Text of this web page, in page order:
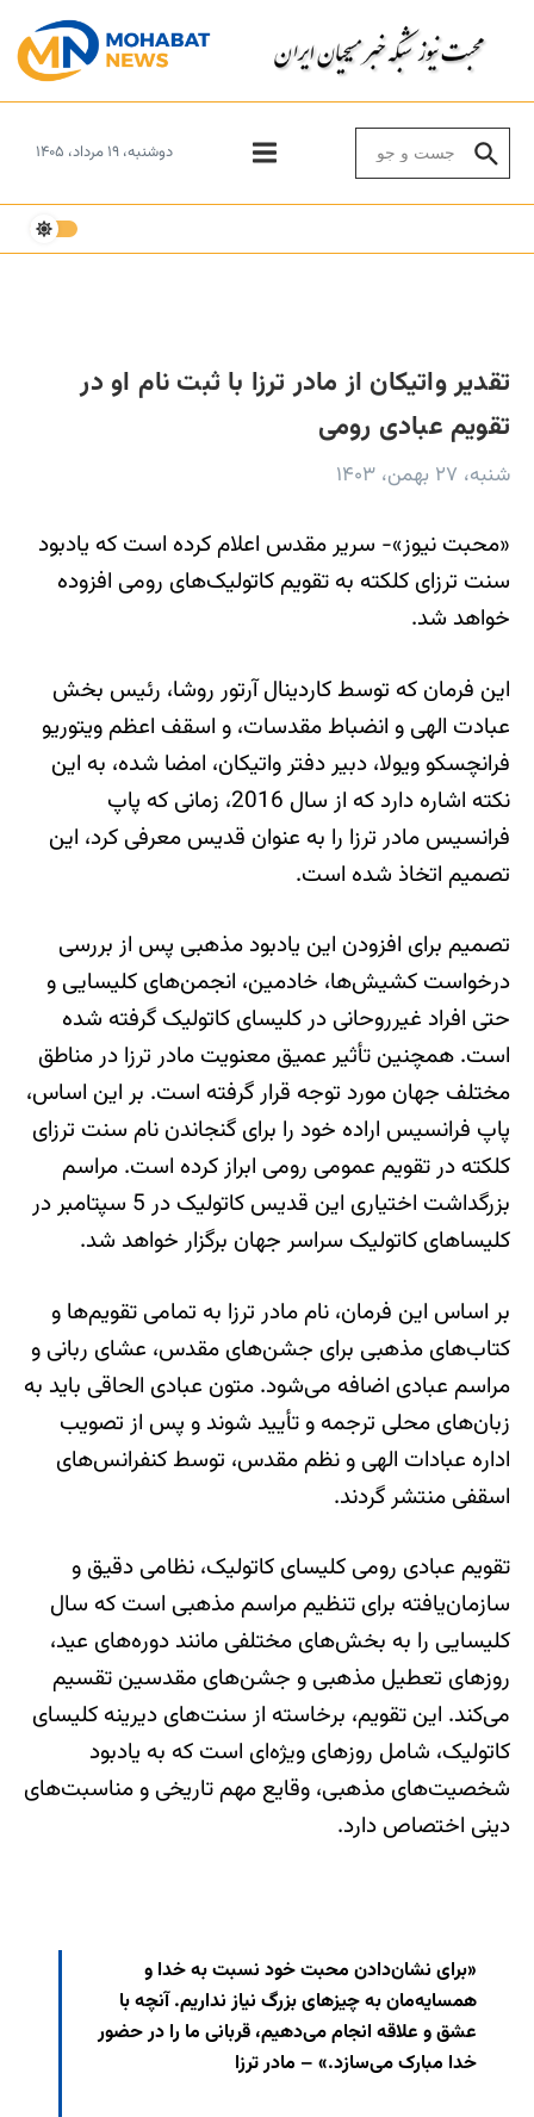
دوشنبه، ۱۹ مرداد، ۱۴۰۵
تقدیر واتیکان از مادر ترزا با ثبت نام او در
تقویم عبادی رومی
شنبه، ۲۷ بهمن، ۱۴۰۳
«محبت نیوز»- سریر مقدس اعلام کرده است که یادبود
سنت ترزای کلکته به تقویم کاتولیک‌های رومی افزوده
خواهد شد.
این فرمان که توسط کاردینال آرتور روشا، رئیس بخش
عبادت الهی و انضباط مقدسات، و اسقف اعظم ویتوریو
فرانچسکو ویولا، دبیر دفتر واتیکان، امضا شده، به این
نکته اشاره دارد که از سال 2016، زمانی که پاپ
فرانسیس مادر ترزا را به عنوان قدیس معرفی کرد، این
تصمیم اتخاذ شده است.
تصمیم برای افزودن این یادبود مذهبی پس از بررسی
درخواست کشیش‌ها، خادمین، انجمن‌های کلیسایی و
حتی افراد غیرروحانی در کلیسای کاتولیک گرفته شده
است. همچنین تأثیر عمیق معنویت مادر ترزا در مناطق
مختلف جهان مورد توجه قرار گرفته است. بر این اساس،
پاپ فرانسیس اراده خود را برای گنجاندن نام سنت ترزای
کلکته در تقویم عمومی رومی ابراز کرده است. مراسم
بزرگداشت اختیاری این قدیس کاتولیک در 5 سپتامبر در
کلیساهای کاتولیک سراسر جهان برگزار خواهد شد.
بر اساس این فرمان، نام مادر ترزا به تمامی تقویم‌ها و
کتاب‌های مذهبی برای جشن‌های مقدس، عشای ربانی و
مراسم عبادی اضافه می‌شود. متون عبادی الحاقی باید به
زبان‌های محلی ترجمه و تأیید شوند و پس از تصویب
اداره عبادات الهی و نظم مقدس، توسط کنفرانس‌های
اسقفی منتشر گردند.
تقویم عبادی رومی کلیسای کاتولیک، نظامی دقیق و
سازمان‌یافته برای تنظیم مراسم مذهبی است که سال
کلیسایی را به بخش‌های مختلفی مانند دوره‌های عید،
روزهای تعطیل مذهبی و جشن‌های مقدسین تقسیم
می‌کند. این تقویم، برخاسته از سنت‌های دیرینه کلیسای
کاتولیک، شامل روزهای ویژه‌ای است که به یادبود
شخصیت‌های مذهبی، وقایع مهم تاریخی و مناسبت‌های
دینی اختصاص دارد.
«برای نشان‌دادن محبت خود نسبت به خدا و
همسایه‌مان به چیزهای بزرگ نیاز نداریم. آنچه با
عشق و علاقه انجام می‌دهیم، قربانی ما را در حضور
خدا مبارک می‌سازد.» – مادر ترزا